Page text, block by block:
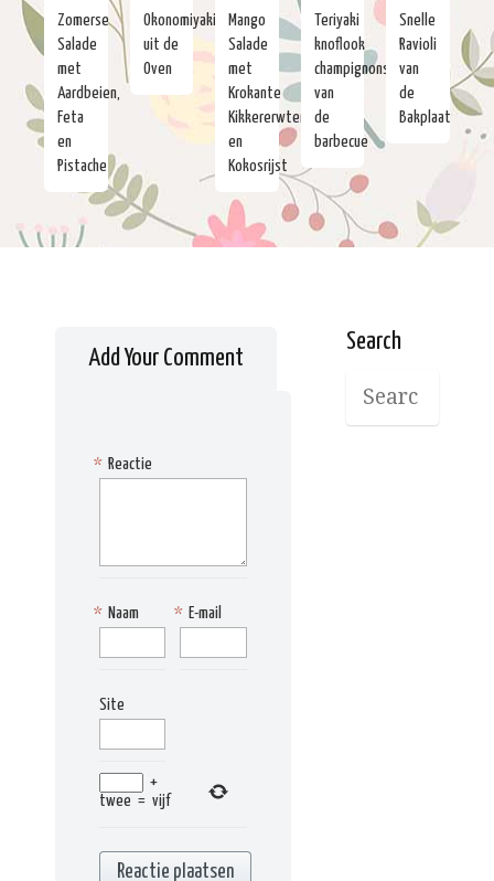
Zomerse
Salade
met
Aardbeien,
Feta
en
Pistache
Okonomiyaki
uit de
Oven
Mango
Salade
met
Krokante
Kikkererwten
en
Kokosrijst
Teriyaki
knoflook
champignons
van
de
barbecue
Snelle
Ravioli
van
de
Bakplaat
Add Your Comment
Reactie
*
Naam
* E-mail
*
Site
+
twee = vijf
Search